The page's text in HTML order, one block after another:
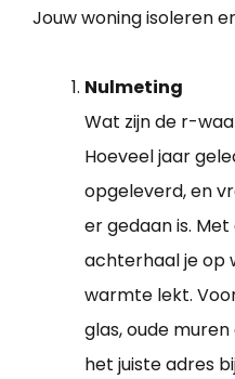
Jouw woning isoleren
Nulmeting
Wat zijn de r-
Hoeveel jaar
opgeleverd, en
er gedaan is.
achterhaal je op
warmte lekt.
glas, oude
het juiste adres